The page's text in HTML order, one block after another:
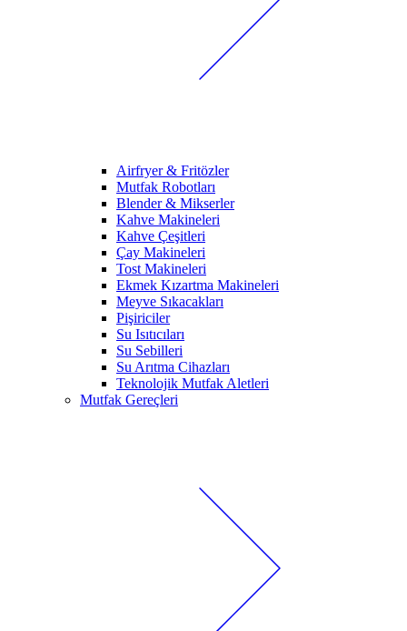
Airfryer & Fritözler
Mutfak Robotları
Blender & Mikserler
Kahve Makineleri
Kahve Çeşitleri
Çay Makineleri
Tost Makineleri
Ekmek Kızartma Makineleri
Meyve Sıkacakları
Pişiriciler
Su Isıtıcıları
Su Sebilleri
Su Arıtma Cihazları
Teknolojik Mutfak Aletleri
Mutfak Gereçleri